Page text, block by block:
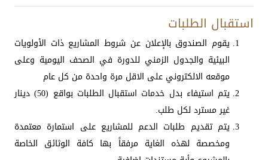
استقبال الطلبات
يقوم الصندوق بالإعلان عن شروط المشاريع ذات الأولويات
البيئية والجدول الزمني للدورة في الصحف اليومية وعلى
موقعه الالكتروني على الاقل مرة واحدة من كل عام
يتم استيفاء بدل خدمات استقبال الطلبات بواقع (50) دينار
غير مسترد لكل طلب.
يتم تقديم طلبات الدعم للمشاريع على استمارة معتمدة
ومخصصة لهذه الغاية مرفقاً بها كافة الوثائق الخاصة